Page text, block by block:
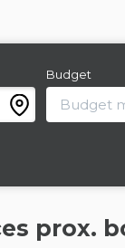
Budget
prox.